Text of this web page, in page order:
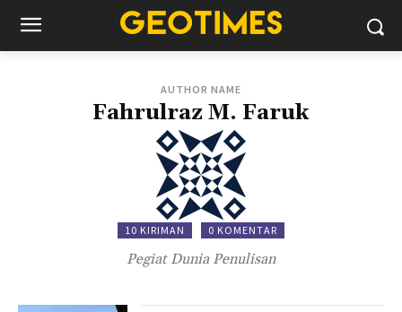
AUTHOR NAME
Fahrulraz M. Faruk
10 KIRIMAN 0 KOMENTAR
Pegiat Dunia Penulisan